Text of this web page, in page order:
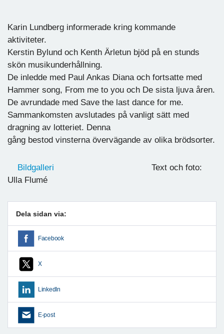
Karin Lundberg informerade kring kommande
aktiviteter.
Kerstin Bylund och Kenth Ärletun bjöd på en stunds
skön musikunderhållning.
De inledde med Paul Ankas Diana och fortsatte med
Hammer song, From me to you och De sista ljuva åren.
De avrundade med Save the last dance for me.
Sammankomsten avslutades på vanligt sätt med
dragning av lotteriet. Denna
gång bestod vinsterna övervägande av olika brödsorter.
Bildgalleri Text och foto:
Ulla Flumé
Dela sidan via:
Facebook
X
LinkedIn
E-post